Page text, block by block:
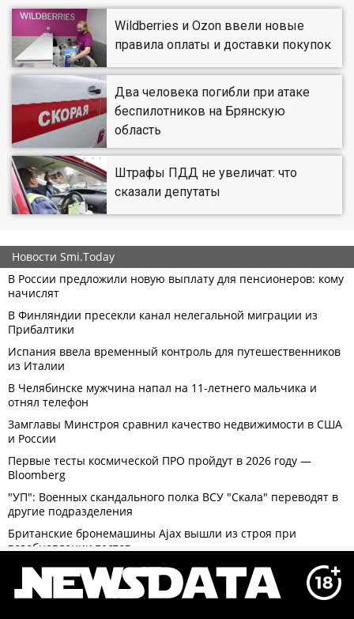
Wildberries и Ozon ввели новые
правила оплаты и доставки покупок
Два человека погибли при атаке
беспилотников на Брянскую
область
Штрафы ПДД не увеличат: что
сказали депутаты